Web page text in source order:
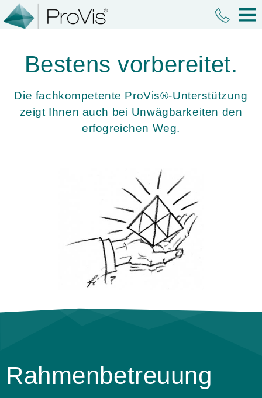
Bestens vorbereitet.
Die fachkompetente ProVis®-Unterstützung
zeigt Ihnen auch bei Unwägbarkeiten den
erfogreichen Weg.
Rahmenbetreuung